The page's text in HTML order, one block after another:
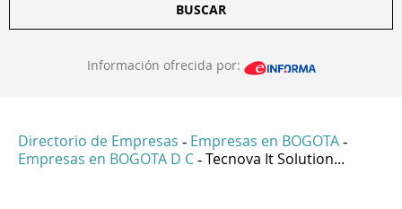
BUSCAR
Información ofrecida por:
Directorio de Empresas - Empresas en BOGOTA -
Empresas en BOGOTA D C - Tecnova It Solution...